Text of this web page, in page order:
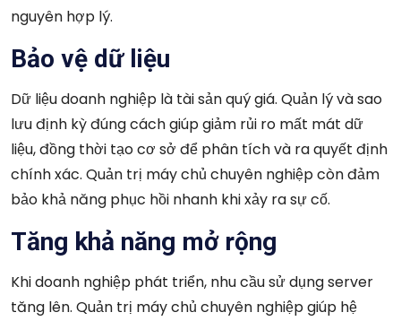
nguyên hợp lý.
Bảo vệ dữ liệu
Dữ liệu doanh nghiệp là tài sản quý giá. Quản lý và sao
lưu định kỳ đúng cách giúp giảm rủi ro mất mát dữ
liệu, đồng thời tạo cơ sở để phân tích và ra quyết định
chính xác. Quản trị máy chủ chuyên nghiệp còn đảm
bảo khả năng phục hồi nhanh khi xảy ra sự cố.
Tăng khả năng mở rộng
Khi doanh nghiệp phát triển, nhu cầu sử dụng server
tăng lên. Quản trị máy chủ chuyên nghiệp giúp hệ